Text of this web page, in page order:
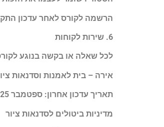
הרשמה לקורס לאחר עדכון
6. שירות לקוחות
לכל שאלה או בקשה בנוגע
אירה – בית לאמנות וסדנאות
תאריך עדכון אחרון: ספטמבר 2025
מדיניות ביטולים לסדנאות ציור